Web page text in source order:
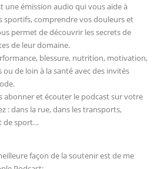
une émission audio qui vous aide à
sportifs, comprendre vos douleurs et
permet de découvrir les secrets de
de leur domaine.
blessure, nutrition, motivation,
de loin à la santé avec des invités
abonner et écouter le podcast sur votre
: dans la rue, dans les transports,
de sport…
façon de la soutenir est de me